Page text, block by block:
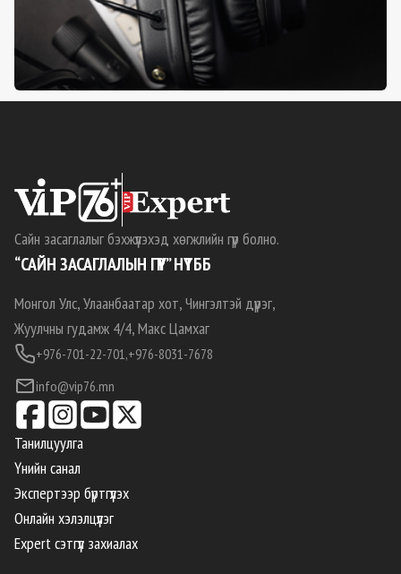
Сайн засаглалыг бэхжүүлэхэд хөгжлийн гүүр болно.
“САЙН ЗАСАГЛАЛЫН ГҮҮР” НҮТББ
Монгол Улс, Улаанбаатар хот, Чингэлтэй дүүрэг,
Жуулчны гудамж 4/4, Макс Цамхаг
+976-701-22-701,+976-8031-7678
info@vip76.mn
Танилцуулга
Үнийн санал
Экспертээр бүртгүүлэх
Онлайн хэлэлцүүлэг
Expert сэтгүүл захиалах